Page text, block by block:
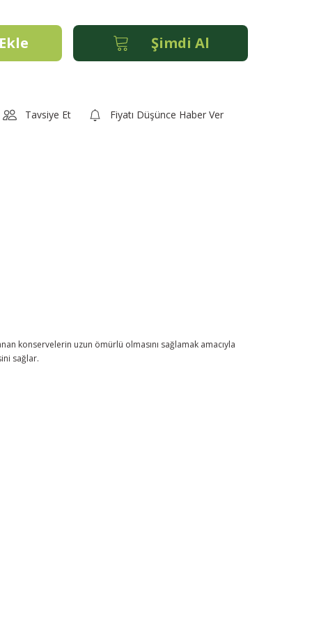
Şimdi Al
Tavsiye Et Fiyatı Düşünce Haber Ver
konservelerin uzun ömürlü olmasını sağlamak amacıyla
sağlar.